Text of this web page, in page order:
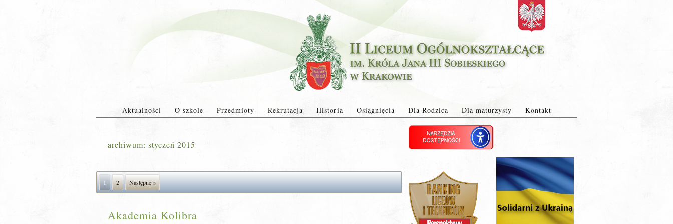
Aktualności O szkole Przedmioty Rekrutacja Historia Osiągnięcia Dla Rodzica Dla maturzysty Kontakt
archiwum: styczeń 2015
1 2 Następne »
Akademia Kolibra